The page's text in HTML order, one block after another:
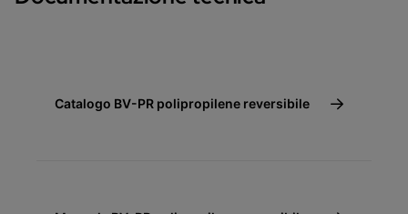
Catalogo BV-PR polipropilene reversibile